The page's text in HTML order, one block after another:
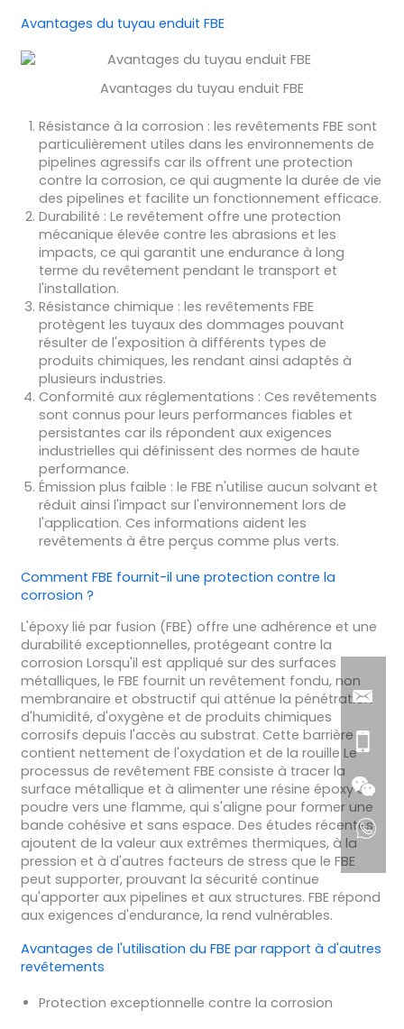
Avantages du tuyau enduit FBE
Avantages du tuyau enduit FBE
Résistance à la corrosion : les revêtements FBE sont
particulièrement utiles dans les environnements de
pipelines agressifs car ils offrent une protection
contre la corrosion, ce qui augmente la durée de vie
des pipelines et facilite un fonctionnement efficace.
Durabilité : Le revêtement offre une protection
mécanique élevée contre les abrasions et les
impacts, ce qui garantit une endurance à long
terme du revêtement pendant le transport et
l'installation.
Résistance chimique : les revêtements FBE
protègent les tuyaux des dommages pouvant
résulter de l'exposition à différents types de
produits chimiques, les rendant ainsi adaptés à
plusieurs industries.
Conformité aux réglementations : Ces revêtements
sont connus pour leurs performances fiables et
persistantes car ils répondent aux exigences
industrielles qui définissent des normes de haute
performance.
Émission plus faible : le FBE n'utilise aucun solvant et
réduit ainsi l'impact sur l'environnement lors de
l'application. Ces informations aident les
revêtements à être perçus comme plus verts.
Comment FBE fournit-il une protection contre la
corrosion ?
L'époxy lié par fusion (FBE) offre une adhérence et une
durabilité exceptionnelles, protégeant contre la
corrosion Lorsqu'il est appliqué sur des surfaces
métalliques, le FBE fournit un revêtement fondu, non
membranaire et obstructif qui atténue la pénétration
d'humidité, d'oxygène et de produits chimiques
corrosifs depuis l'accès au substrat. Cette barrière
contient nettement de l'oxydation et de la rouille Le
processus de revêtement FBE consiste à tracer la
surface métallique et à alimenter une résine époxy en
poudre vers une flamme, qui s'aligne pour former une
bande cohésive et sans espace. Des études récentes
ajoutent de la valeur aux extrêmes thermiques, à la
pression et à d'autres facteurs de stress que le FBE
peut supporter, prouvant la sécurité continue
qu'apporter aux pipelines et aux structures. FBE répond
aux exigences d'endurance, la rend vulnérables.
Avantages de l'utilisation du FBE par rapport à d'autres
revêtements
Protection exceptionnelle contre la corrosion